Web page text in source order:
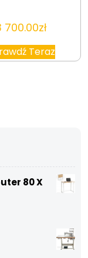
700.00zł
Teraz
80 X